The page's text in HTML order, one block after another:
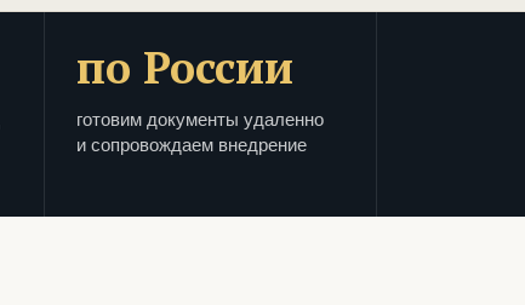
по России
готовим документы удаленно
и сопровождаем внедрение